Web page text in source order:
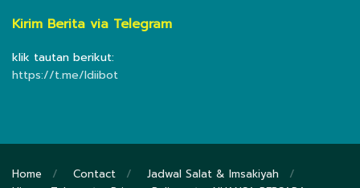
Kirim Berita via Telegram
klik tautan berikut:
https://t.me/ldiibot
Home Contact
Jadwal Salat & Imsakiyah